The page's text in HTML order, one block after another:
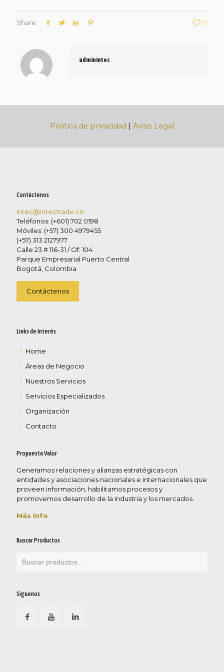
Share 0
adminintec
Política de privacidad | Aviso Legal
Contáctenos
intec@intectrade.co
Teléfonos: (+601) 702 0198
Móviles: (+57) 300 4979455
(+57) 313 2127977
Calle 23 # 116-31 / Of: 104
Parque Empresarial Puerto Central
Bogotá, Colombia
Contáctenos
Links de Interés
Home
Áreas de Negocio
Nuestros Servicios
Servicios Especializados
Organización
Contacto
Propuesta Valor
Generamos relaciones y alianzas estratégicas con
entidades y asociaciones nacionales e internacionales que
proveen información, habilitamos procesos y
promovemos desarrollo de la industria y los mercados.
Más Info
Buscar Productos
Síguenos